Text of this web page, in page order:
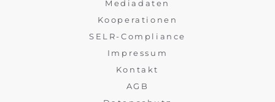
Mediadaten
Kooperationen
SELR-Compliance
Impressum
Kontakt
AGB